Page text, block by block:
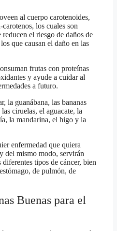
al cuerpo carotenoides,
los cuales son
el riesgo de daños de
que causan el daño en las
frutas con proteínas
y ayude a cuidar al
a futuro.
la guanábana, las bananas
ciruelas, el aguacate, la
la mandarina, el higo y la
enfermedad que quiera
del mismo modo, servirán
tipos de cáncer, bien
de pulmón, de
Buenas para el